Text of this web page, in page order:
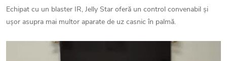
Echipat cu un blaster IR, Jelly Star oferă un control convenabil și
ușor asupra mai multor aparate de uz casnic în palmă.